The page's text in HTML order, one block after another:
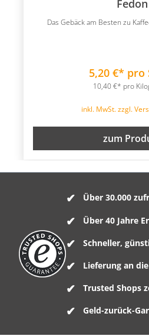
Fedon
Das Gebäck am Besten zu
5,20 €* pro
10,40 €* pro
inkl. MwSt. zzgl.
zum
Über 30.000
Über 40 Jahre
Schneller,
Lieferung an
Trusted Shops
Geld-zurück-